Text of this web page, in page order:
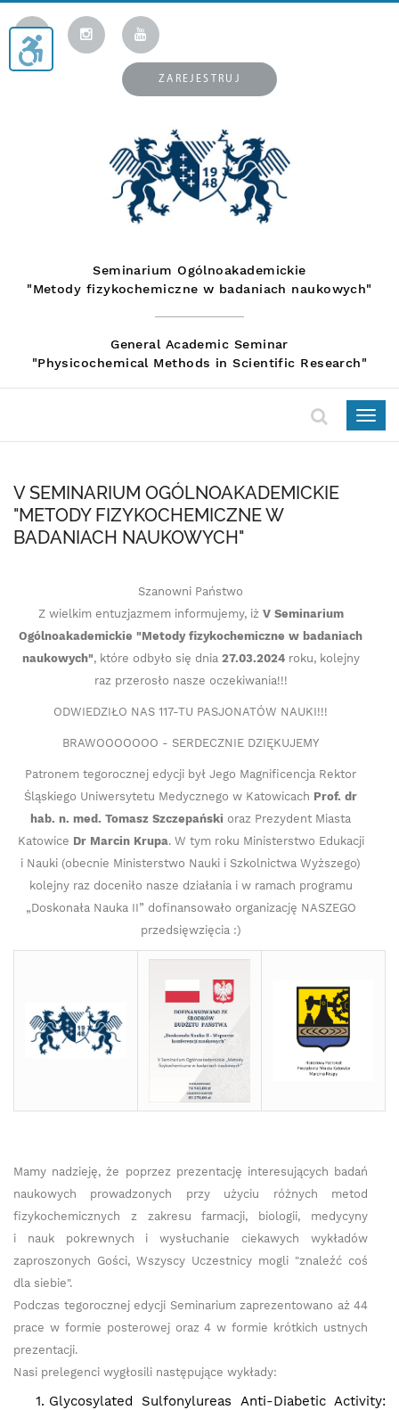
ZAREJESTRUJ
Seminarium Ogólnoakademickie
"Metody fizykochemiczne w badaniach naukowych"
General Academic Seminar
"Physicochemical Methods in Scientific Research"
V SEMINARIUM OGÓLNOAKADEMICKIE
"METODY FIZYKOCHEMICZNE W
BADANIACH NAUKOWYCH"
Szanowni Państwo
Z wielkim entuzjazmem informujemy, iż V Seminarium
Ogólnoakademickie "Metody fizykochemiczne w badaniach
naukowych", które odbyło się dnia 27.03.2024roku, kolejny
raz przerosło nasze oczekiwania!!!
ODWIEDZIŁO NAS 117-TU PASJONATÓW NAUKI!!!
BRAWOOOOOOO - SERDECZNIE DZIĘKUJEMY
Patronem tegorocznej edycji był Jego Magnificencja Rektor
Śląskiego Uniwersytetu Medycznego w Katowicach Prof. dr
hab. n. med. Tomasz Szczepański oraz Prezydent Miasta
Katowice Dr Marcin Krupa. W tym roku Ministerstwo Edukacji
i Nauki (obecnie Ministerstwo Nauki i Szkolnictwa Wyższego)
kolejny raz doceniło nasze działania i w ramach programu
„Doskonała Nauka II” dofinansowało organizację NASZEGO
przedsięwzięcia :)
Mamy nadzieję, że poprzez prezentację interesujących badań
naukowych prowadzonych przy użyciu różnych metod
fizykochemicznych z zakresu farmacji, biologii, medycyny
i nauk pokrewnych i wysłuchanie ciekawych wykładów
zaproszonych Gości, Wszyscy Uczestnicy mogli "znaleźć coś
dla siebie".
Podczas tegorocznej edycji Seminarium zaprezentowano aż 44
prace w formie posterowej oraz 4 w formie krótkich ustnych
prezentacji.
Nasi prelegenci wygłosili następujące wykłady:
Glycosylated Sulfonylureas Anti-Diabetic Activity: